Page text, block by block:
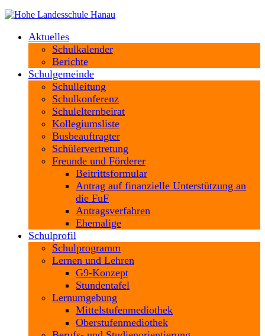
Aktuelles
Schulkalender
Berichte
Schulgemeinde
Schulleitung
Schulkonferenz
Schulelternbeirat
Kollegiumsliste
Busbeauftragter
Schülervertretung
Freunde und Förderer
Beitrittsformular
Antrag auf finanzielle Unterstützung an
die FuF
Antragsverfahren
Ehemalige
Schulprofil
Schulprogramm
Lernen und Lehren
G9-Konzept
Stundentafel
Lernumgebung
Mittelstufenmediothek
Oberstufenmediothek